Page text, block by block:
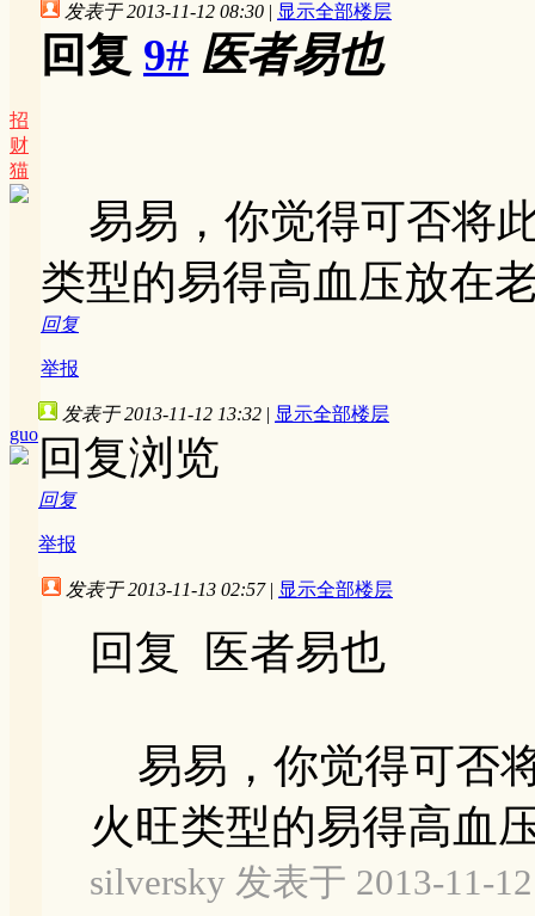
招
财
猫
发表于 2013-11-12 08:30 | 显示全部楼层
回复 9# 医者易也
易易，你觉得可否将
类型的易得高血压放在
回复
举报
guo
发表于 2013-11-12 13:32 | 显示全部楼层
回复浏览
回复
举报
发表于 2013-11-13 02:57 | 显示全部楼层
回复 医者易也
易易，你觉得可否
火旺类型的易得高血
silversky 发表于 2013-11-